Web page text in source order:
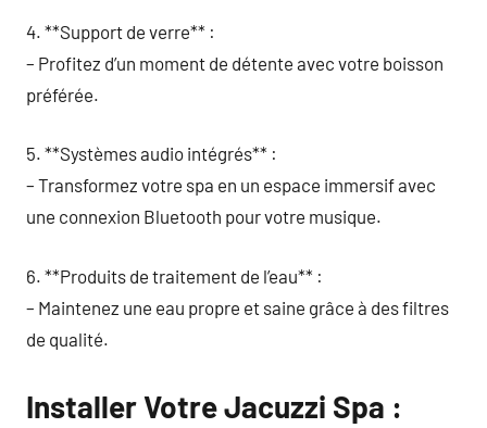
4. **Support de verre** :
– Profitez d’un moment de détente avec votre boisson
préférée.
5. **Systèmes audio intégrés** :
– Transformez votre spa en un espace immersif avec
une connexion Bluetooth pour votre musique.
6. **Produits de traitement de l’eau** :
– Maintenez une eau propre et saine grâce à des filtres
de qualité.
Installer Votre Jacuzzi Spa :